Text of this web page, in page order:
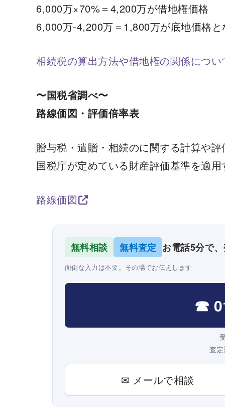
6,000万×70%＝4,200万が借地権価格
6,000万-4,200万＝1,800万が底地価格
相続税の算出方法や借地権の関係につい
〜国税省調べ〜
路線価図・評価倍率表
贈与税・遺贈・相続のに関する計算や
国税庁が定めている財産評価基準を適用
路線価図
無料相談 無料査定 お電話5分で
面倒な入力は不要。その場でお伝えします
☎
査
✉ メールで相談